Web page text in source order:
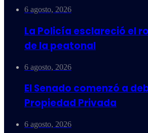
6 agosto, 2026
La Policía esclareció el
de la peatonal
6 agosto, 2026
El Senado comenzó a
Propiedad Privada
6 agosto, 2026